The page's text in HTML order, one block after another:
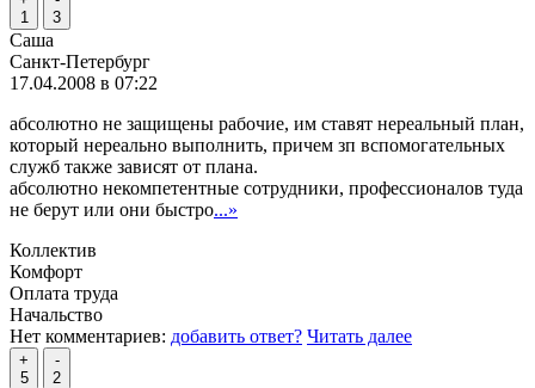
1
3
Саша
Санкт-Петербург
17.04.2008 в 07:22
абсолютно не защищены рабочие, им ставят нереальный план,
который нереально выполнить, причем зп вспомогательных
служб также зависят от плана.
абсолютно некомпетентные сотрудники, профессионалов туда
не берут или они быстро...»
Коллектив
Комфорт
Оплата труда
Начальство
Нет комментариев: добавить ответ? Читать далее
+
5
-
2